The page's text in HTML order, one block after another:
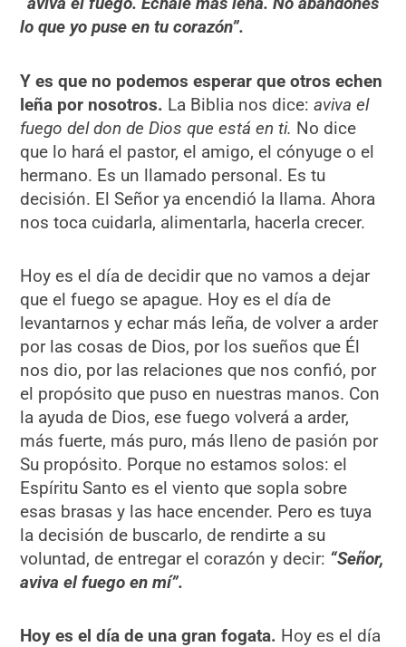
lo que yo puse en tu corazón”.
Y es que no podemos esperar que otros echen
leña por nosotros. La Biblia nos dice:aviva el
fuego del don de Dios que está en ti. No dice
que lo hará el pastor, el amigo, el cónyuge o el
hermano. Es un llamado personal. Es tu
decisión. El Señor ya encendió la llama. Ahora
nos toca cuidarla, alimentarla, hacerla crecer.
Hoy es el día de decidir que no vamos a dejar
que el fuego se apague. Hoy es el día de
levantarnos y echar más leña, de volver a arder
por las cosas de Dios, por los sueños que Él
nos dio, por las relaciones que nos confió, por
el propósito que puso en nuestras manos. Con
la ayuda de Dios, ese fuego volverá a arder,
más fuerte, más puro, más lleno de pasión por
Su propósito. Porque no estamos solos: el
Espíritu Santo es el viento que sopla sobre
esas brasas y las hace encender. Pero es tuya
la decisión de buscarlo, de rendirte a su
voluntad, de entregar el corazón y decir: “Señor,
aviva el fuego en mí”.
Hoy es el día de una gran fogata. Hoy es el día